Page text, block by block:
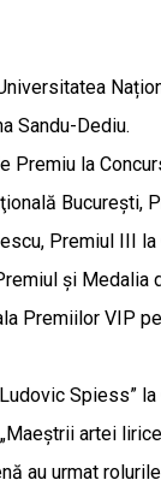
Sandu-Dediu.
la
Premiul III
și
Premiilor VIP
Spiess”
artei
au urmat